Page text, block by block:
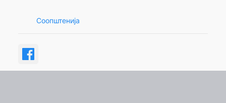
Соопштенија